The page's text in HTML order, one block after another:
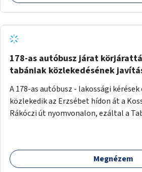
178-as autóbusz járat
tabániak közlekedésének
A 178-as autóbusz - lakossági
közlekedik az Erzsébet hídon át a
Rákóczi út nyomvonalon, ezáltal a
járattal feljutni a Naphegyre, ahol
körzetben élők számára. Megoldás
Megnézem